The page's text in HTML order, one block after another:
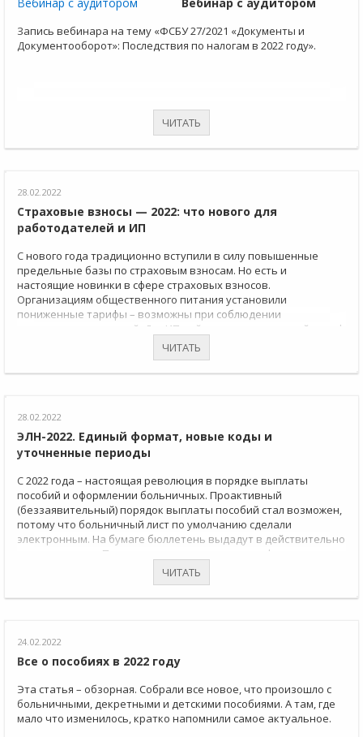
Запись вебинара на тему «ФСБУ 27/2021 «Документы и
Документооборот»: Последствия по налогам в 2022 году».
ЧИТАТЬ
28.02.2022
Страховые взносы — 2022: что нового для
работодателей и ИП
С нового года традиционно вступили в силу повышенные
предельные базы по страховым взносам. Но есть и
настоящие новинки в сфере страховых взносов.
Организациям общественного питания установили
пониженные тарифы – возможны при соблюдении
определенных условий. Для ИП действует повышенный тариф
фиксированных страховых взносов ИП за себя в 2022 г.
ЧИТАТЬ
28.02.2022
ЭЛН-2022. Единый формат, новые коды и
уточненные периоды
С 2022 года – настоящая революция в порядке выплаты
пособий и оформлении больничных. Проактивный
(беззаявительный) порядок выплаты пособий стал возможен,
потому что больничный лист по умолчанию сделали
электронным. На бумаге бюллетень выдадут в действительно
редких случаях. Про это и другие изменения в сфере
больничных листков – в нашей статье.
ЧИТАТЬ
24.02.2022
Все о пособиях в 2022 году
Эта статья – обзорная. Собрали все новое, что произошло с
больничными, декретными и детскими пособиями. А там, где
мало что изменилось, кратко напомнили самое актуальное.